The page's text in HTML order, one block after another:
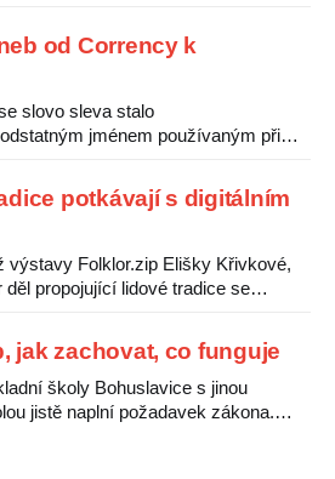
a obávají se zhoršení
od Corrency k
slovo sleva stalo
jménem používaným při
Kyjovskou kartu od
karty jsou čertovy obrázky, ukazuje
srovnání. Obchodníci si
potkávají s digitálním
výstavy Folklor.zip Elišky Křivkové,
děl propojující lidové tradice se
ale jako živý a proměnlivý jazyk, jenž
digitální grafiky. Výstava
době internetu a sociálních
jak zachovat, co funguje
školy Bohuslavice s jinou
jistě naplní požadavek zákona.